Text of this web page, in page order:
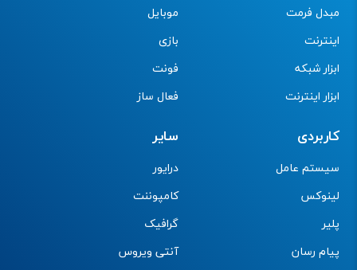
مبدل فرمت
اینترنت
ابزار شبکه
ابزار اینترنت
موبایل
بازی
فونت
فعال ساز
کاربردی
سیستم عامل
لینوکس
پلیر
پیام رسان
سایر
درایور
کامپوننت
گرافیک
آنتی ویروس